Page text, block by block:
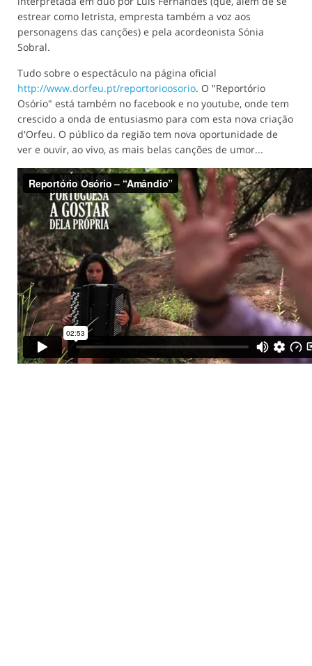
estrear como letrista, empresta também a voz aos
personagens das canções) e pela acordeonista Sónia
Sobral.
Tudo sobre o espectáculo na página oficial
http://www.dorfeu.pt/reportorioosorio. O "Reportório
Osório" está também no facebook e no youtube, onde tem
crescido a onda de entusiasmo para com esta nova criação
d'Orfeu. O público da região tem nova oportunidade de
ver e ouvir, ao vivo, as mais belas canções de umor...